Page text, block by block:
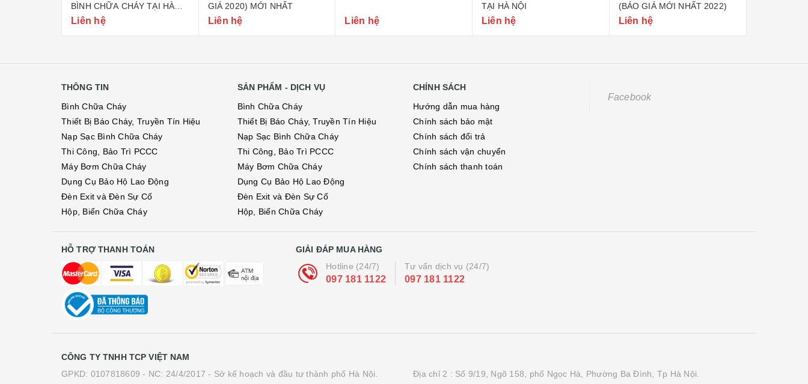
BÌNH CHỮA CHÁY TẠI HÀ
Liên hệ
GIÁ 2020) MỚI NHẤT
Liên hệ Liên hệ
TẠI HÀ NỘI
Liên hệ
(BÁO GIÁ MỚI NHẤT 2022)
Liên hệ
THÔNG TIN
Bình Chữa Cháy
Thiết Bị Báo Cháy, Truyền Tín Hiệu
Nạp Sạc Bình Chữa Cháy
Thi Công, Bảo Trì PCCC
Máy Bơm Chữa Cháy
Dụng Cụ Bảo Hộ Lao Động
Đèn Exit và Đèn Sự Cố
Hộp, Biển Chữa Cháy
SẢN PHẨM - DỊCH VỤ
Bình Chữa Cháy
Thiết Bị Báo Cháy, Truyền Tín Hiệu
Nạp Sạc Bình Chữa Cháy
Thi Công, Bảo Trì PCCC
Máy Bơm Chữa Cháy
Dụng Cụ Bảo Hộ Lao Động
Đèn Exit và Đèn Sự Cố
Hộp, Biển Chữa Cháy
CHÍNH SÁCH
Hướng dẫn mua hàng
Chính sách bảo mật
Chính sách đổi trả
Chính sách vận chuyển
Chính sách thanh toán
Facebook
HỖ TRỢ THANH TOÁN
GIẢI ĐÁP MUA HÀNG
Hotline (24/7)
097 181 1122
Tư vấn dịch vụ (24/7)
097 181 1122
CÔNG TY TNHH TCP VIỆT NAM
GPKD: 0107818609 - NC: 24/4/2017 - Sở kế hoạch và đầu tư thành phố Hà Nội.
Địa chỉ 2 : Số 9/19, Ngõ 158, phố Ngọc Hà, Phường Ba Đình, Tp Hà Nội.